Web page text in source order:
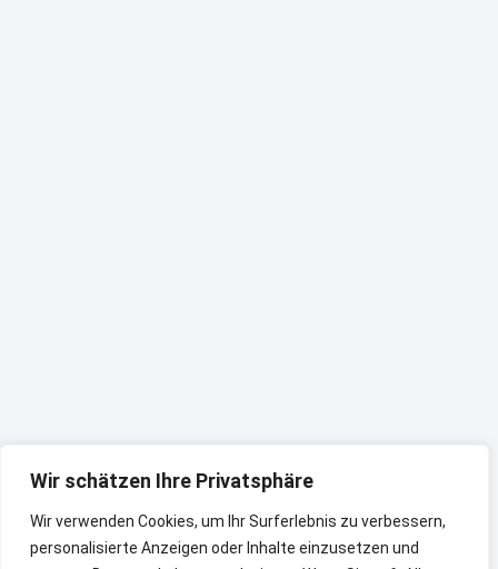
Wir schätzen Ihre Privatsphäre
Wir verwenden Cookies, um Ihr Surferlebnis zu verbessern,
personalisierte Anzeigen oder Inhalte einzusetzen und